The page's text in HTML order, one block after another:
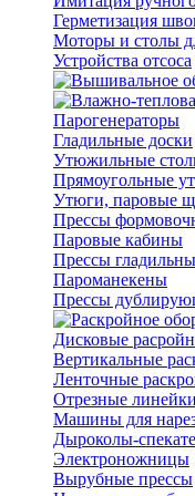
Герметизация
Моторы и столы
Устройства отсоса
Парогенераторы
Гладильные доски
Утюжильные
Прямоугольные
Утюги, паровые
Прессы
Паровые кабины
Прессы
Пароманекены
Прессы
Дисковые
Вертикальные
Ленточные
Отрезные линейки
Машины для
Дыроколы-
Электроножницы
Вырубные прессы